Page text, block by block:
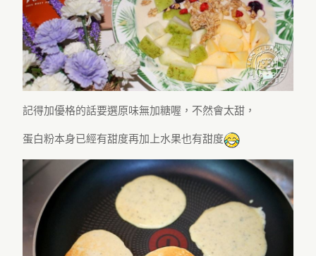
記得加優格的話要選原味無加糖喔，不然會太甜，
蛋白粉本身已經有甜度再加上水果也有甜度